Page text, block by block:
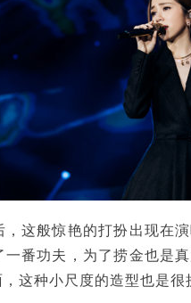
这般惊艳的打扮出现在
番功夫，为了捞金也是
这种小尺度的造型也是很